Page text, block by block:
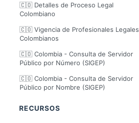
🇨🇴 Detalles de Proceso Legal
Colombiano
🇨🇴 Vigencia de Profesionales Legales
Colombianos
🇨🇴 Colombia - Consulta de Servidor
Público por Número (SIGEP)
🇨🇴 Colombia - Consulta de Servidor
Público por Nombre (SIGEP)
RECURSOS